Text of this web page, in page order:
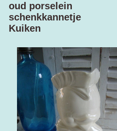
oud porselein
schenkkannetje
Kuiken